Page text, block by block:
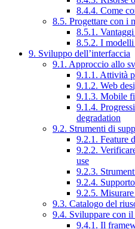
8.4.4. Come
8.5. Progettare con i
8.5.1.
8.5.2. I
9. Sviluppo dell’interfaccia
9.1. Approccio allo
9.1.1. Attività
9.1.2. Web
9.1.3. Mobile
9.1.4.
degradation
9.2. Strumenti di
9.2.1. Feature
9.2.2.
use
9.2.3.
9.2.4.
9.2.5.
9.3. Catalogo del
9.4. Sviluppare con il
9.4.1. Il